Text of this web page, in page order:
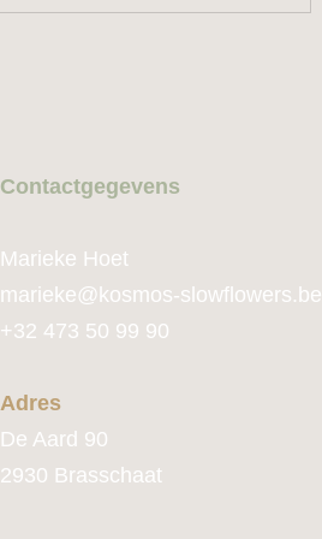
Contactgegevens
Marieke Hoet
marieke@kosmos-slowflowers.be
+32 473 50 99 90
Adres
De Aard 90
2930 Brasschaat